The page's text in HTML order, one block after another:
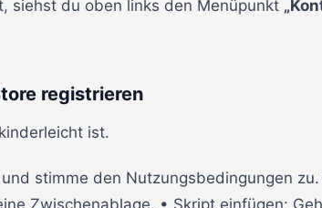
siehst du oben links den Menüpunkt
registrieren
ist.
stimme den Nutzungsbedingungen